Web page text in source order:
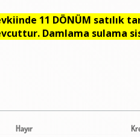
11 DÖNÜM satılık
Damlama
Hayır